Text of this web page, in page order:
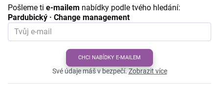
Pošleme ti e-mailem nabídky podle tvého hledání:
Pardubický · Change management
CHCI NABÍDKY E-MAILEM
Své údaje máš v bezpečí.Zobrazit více